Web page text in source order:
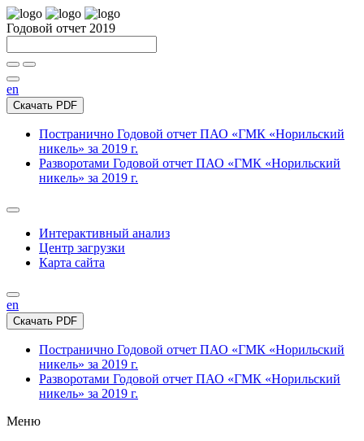
Годовой отчет 2019
en
Скачать PDF
Постранично Годовой отчет ПАО «ГМК «Норильский
никель» за 2019 г.
Разворотами Годовой отчет ПАО «ГМК «Норильский
никель» за 2019 г.
Интерактивный анализ
Центр загрузки
Карта сайта
en
Скачать PDF
Постранично Годовой отчет ПАО «ГМК «Норильский
никель» за 2019 г.
Разворотами Годовой отчет ПАО «ГМК «Норильский
никель» за 2019 г.
Меню